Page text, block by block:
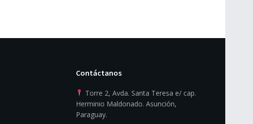
Contáctanos
Torre 2, Avda. Santa Teresa e/ cap.
Herminio Maldonado. Asunción,
Paraguay.